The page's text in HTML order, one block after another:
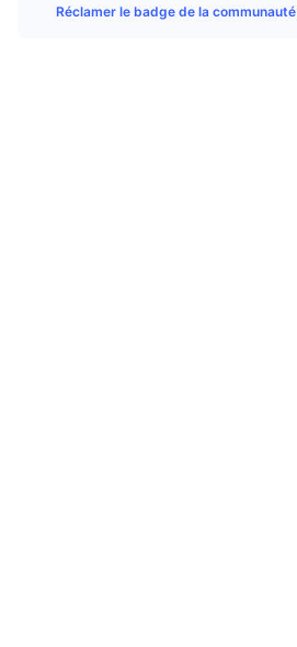
Réclamer le badge de la communauté